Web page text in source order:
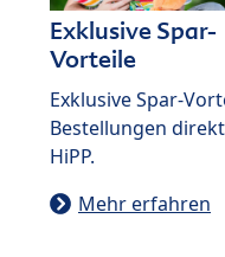
Exklusive Spar-
Vorteile
Exklusive Spar-
Bestellungen
HiPP.
Mehr erfahren